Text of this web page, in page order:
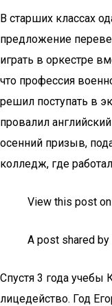
В старших классах
предложение
играть в оркестре
что профессия
решил поступать в
провалил
осенний призыв,
колледж, где
View this post
A post shared by
Спустя 3 года учебы
лицедейство. Год